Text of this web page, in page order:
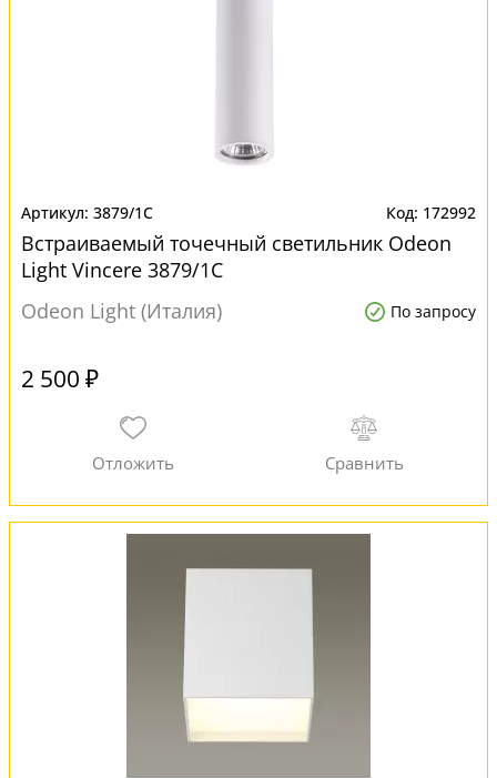
3879/1C 172992
Встраиваемый точечный светильник Odeon
Light Vincere 3879/1C
Odeon Light (Италия)
По запросу
2 500 ₽